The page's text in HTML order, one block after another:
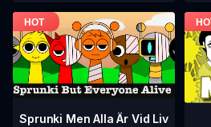
Sprunki Men Alla Är Vid Liv